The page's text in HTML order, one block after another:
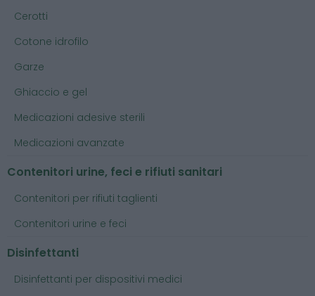
Cerotti
Cotone idrofilo
Garze
Ghiaccio e gel
Medicazioni adesive sterili
Medicazioni avanzate
Contenitori urine, feci e rifiuti sanitari
Contenitori per rifiuti taglienti
Contenitori urine e feci
Disinfettanti
Disinfettanti per dispositivi medici